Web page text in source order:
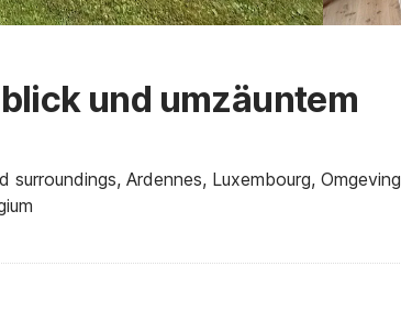
und umzäuntem
Ardennes, Luxembourg, Omgeving